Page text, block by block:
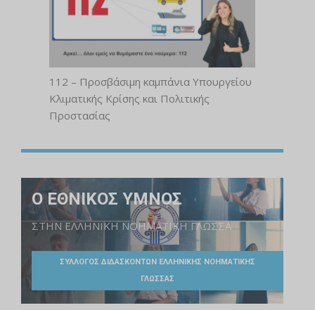
112 – Προσβάσιμη καμπάνια Υπουργείου
Κλιματικής Κρίσης και Πολιτικής
Προστασίας
Ο ΕΘΝΙΚΟΣ ΥΜΝΟΣ
ΣΤΗΝ ΕΛΛΗΝΙΚΗ ΝΟΗΜΑΤΙΚΗ ΓΛΩΣΣΑ
ΣΥΛΛΟΓΟΣ ΔΙΔΑΣΚΟΝΤΩΝ ΕΛΛΗΝΙΚΗΣ ΝΟΗΜΑΤΙΚΗΣ
ΓΛΩΣΣΑΣ